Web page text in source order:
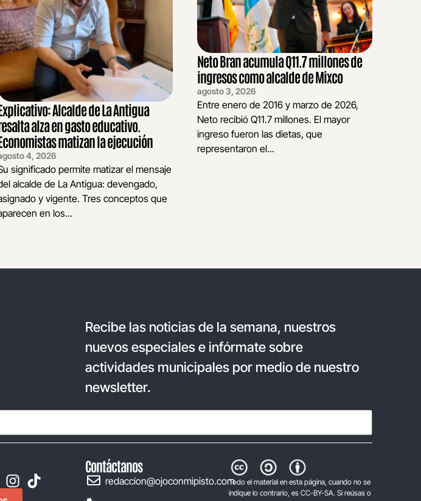
Alcalde de La Antigua
alza en gasto educativo.
matizan la ejecución
4, 2026
significado permite matizar el mensaje
alcalde de La Antigua: devengado,
y vigente. Tres conceptos que
en los...
Neto Bran acumula Q11.7 millones de
ingresos como alcalde de Mixco
agosto 3, 2026
Entre enero de 2016 y marzo de 2026,
Neto recibió Q11.7 millones. El mayor
ingreso fueron las dietas, que
representaron el...
Recibe las noticias de la semana, nuestros
nuevos especiales e infórmate sobre
actividades municipales por medio de nuestro
newsletter.
Contáctanos
redaccion@ojoconmipisto.comTodo el material en esta página, cuando no se
indique lo contrario, es CC-BY-SA. Si reúsas o